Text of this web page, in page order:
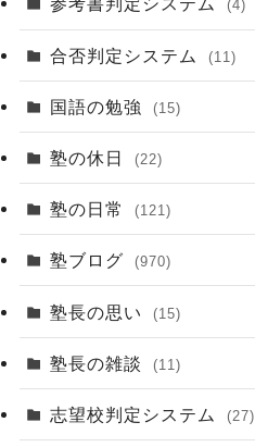
(4)
合否判定システム (11)
国語の勉強 (15)
塾の休日 (22)
塾の日常 (121)
塾ブログ (970)
塾長の思い (15)
塾長の雑談 (11)
志望校判定システム (27)